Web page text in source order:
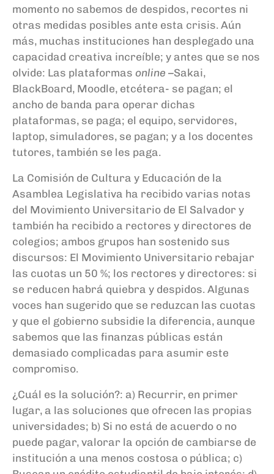
momento no sabemos de despidos, recortes ni
otras medidas posibles ante esta crisis. Aún
más, muchas instituciones han desplegado una
capacidad creativa increíble; y antes que se nos
olvide: Las plataformas online –Sakai,
BlackBoard, Moodle, etcétera- se pagan; el
ancho de banda para operar dichas
plataformas, se paga; el equipo, servidores,
laptop, simuladores, se pagan; y a los docentes
tutores, también se les paga.
La Comisión de Cultura y Educación de la
Asamblea Legislativa ha recibido varias notas
del Movimiento Universitario de El Salvador y
también ha recibido a rectores y directores de
colegios; ambos grupos han sostenido sus
discursos: El Movimiento Universitario rebajar
las cuotas un 50 %; los rectores y directores: si
se reducen habrá quiebra y despidos. Algunas
voces han sugerido que se reduzcan las cuotas
y que el gobierno subsidie la diferencia, aunque
sabemos que las finanzas públicas están
demasiado complicadas para asumir este
compromiso.
¿Cuál es la solución?: a) Recurrir, en primer
lugar, a las soluciones que ofrecen las propias
universidades; b) Si no está de acuerdo o no
puede pagar,valorar la opción de cambiarse de
institución a una menos costosa o pública; c)